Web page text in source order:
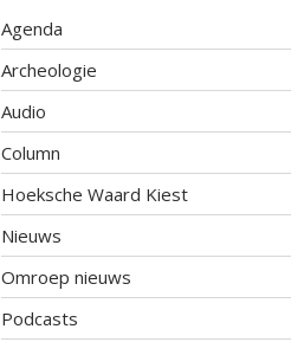
Agenda
Archeologie
Audio
Column
Hoeksche Waard Kiest
Nieuws
Omroep nieuws
Podcasts